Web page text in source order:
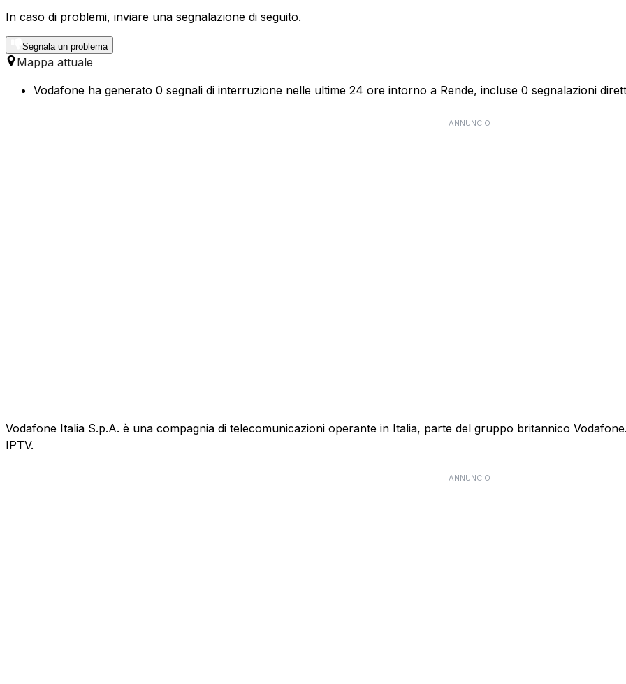
In caso di problemi, inviare una segnalazione di seguito.
Segnala un problema
Mappa attuale
Vodafone ha generato 0 segnali di interruzione nelle ultime 24 ore intorno a Rende, incluse 0 segnalazioni
ANNUNCIO
Vodafone Italia S.p.A. è una compagnia di telecomunicazioni operante in Italia, parte del gruppo britannico
IPTV.
ANNUNCIO